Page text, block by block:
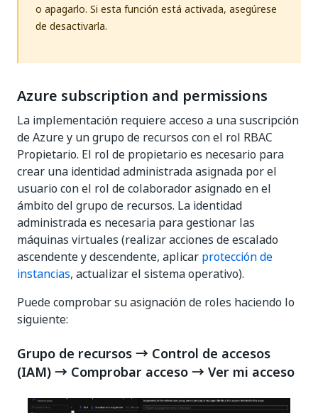
o apagarlo. Si esta función está activada, asegúrese
de desactivarla.
Azure subscription and permissions
La implementación requiere acceso a una suscripción
de Azure y un grupo de recursos con el rol RBAC
Propietario. El rol de propietario es necesario para
crear una identidad administrada asignada por el
usuario con el rol de colaborador asignado en el
ámbito del grupo de recursos. La identidad
administrada es necesaria para gestionar las
máquinas virtuales (realizar acciones de escalado
ascendente y descendente, aplicar protección de
instancias, actualizar el sistema operativo).
Puede comprobar su asignación de roles haciendo lo
siguiente:
Grupo de recursos → Control de accesos
(IAM) → Comprobar acceso → Ver mi acceso